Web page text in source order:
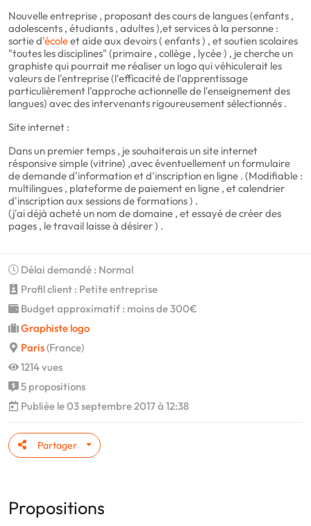
Nouvelle entreprise , proposant des cours de langues (enfants ,
adolescents , étudiants , adultes ),et services à la personne :
sortie d'écoleet aide aux devoirs ( enfants ) , et soutien scolaires
"toutes les disciplines" (primaire , collège , lycée ) , je cherche un
graphiste qui pourrait me réaliser un logo qui véhiculerait les
valeurs de l'entreprise (l'efficacité de l'apprentissage
particulièrement l'approche actionnelle de l'enseignement des
langues) avec des intervenants rigoureusement sélectionnés .
Site internet :
Dans un premier temps , je souhaiterais un site internet
résponsive simple (vitrine) ,avec éventuellement un formulaire
de demande d'information et d'inscription en ligne . (Modifiable :
multilingues , plateforme de paiement en ligne , et calendrier
d'inscription aux sessions de formations ) .
(j'ai déjà acheté un nom de domaine , et essayé de créer des
pages , le travail laisse à désirer ) .
Délai demandé : Normal
Profil client : Petite entreprise
Budget approximatif : moins de 300€
Graphiste logo
Paris(France)
1214 vues
5 propositions
Publiée le 03 septembre 2017 à 12:38
Partager
Propositions